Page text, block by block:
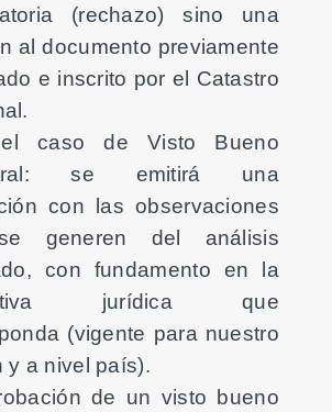
(rechazo) sino una
al documento previamente
e inscrito por el Catastro
caso de Visto Bueno
se emitirá una
con las observaciones
generen del análisis
con fundamento en la
jurídica que
(vigente para nuestro
y a nivel país).
de un visto bueno